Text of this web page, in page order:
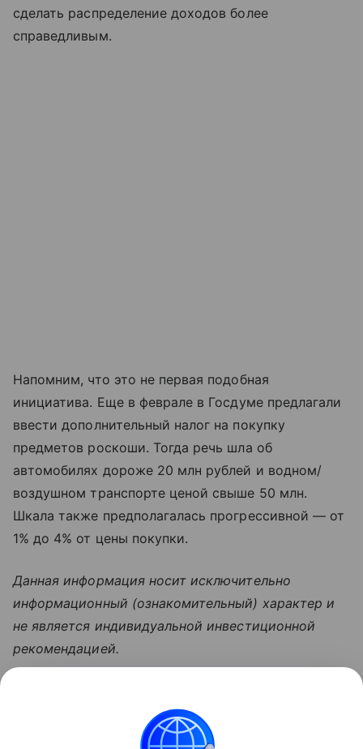
сделать распределение доходов более
справедливым.
Напомним, что это не первая подобная
инициатива. Еще в феврале в Госдуме предлагали
ввести дополнительный налог на покупку
предметов роскоши. Тогда речь шла об
автомобилях дороже 20 млн рублей и водном/
воздушном транспорте ценой свыше 50 млн.
Шкала также предполагалась прогрессивной — от
1% до 4% от цены покупки.
Данная информация носит исключительно
информационный (ознакомительный) характер и
не является индивидуальной инвестиционной
рекомендацией.
Доход: 5 основных видов
Рассказываем, что такое доход, какие бывают виды